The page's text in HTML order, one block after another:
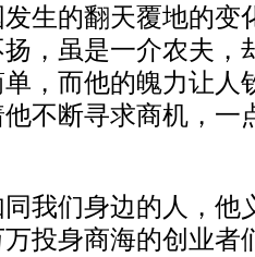
生的翻天覆地的变
，虽是一介农夫，
，而他的魄力让人
不断寻求商机，一
们身边的人，他
投身商海的创业者